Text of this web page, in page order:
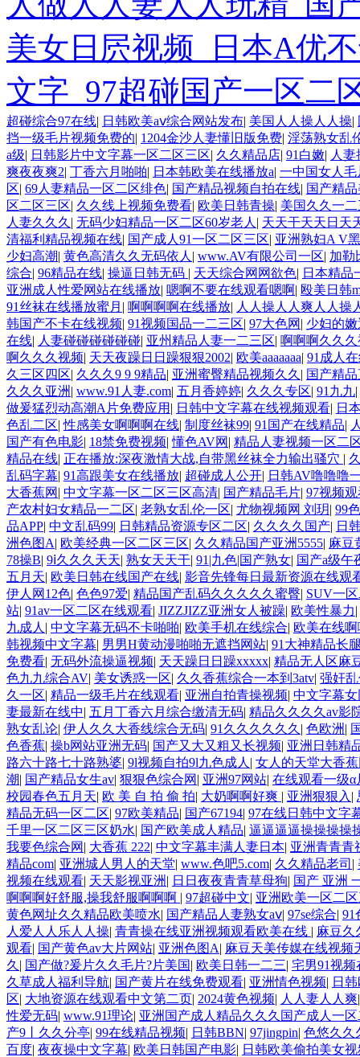
美女日屄视频_日本A优
文字_97超碰国产一区二
欧美3级网站 一区二区亚洲AV 精品九九九三级片 亚洲姑娘按
品一在线 亚洲成人网站在线视频播放 粉嫩视频免费在线播放
一二三区 观看性高潮在线播放网站 日本人妻交换偷拍视频
级久久久久 国产乱淫视频久久久久 久久黄色AV网站 久久亚
自拍偷拍-国产... 亚洲啪啪综合av一区 亚洲成人噜噜噜噜噜
伦一区二区三区 日韩精品亚洲偷拍 亚洲无码高清日韩欧美一
合网 综合激情小说一区 亚洲AV日韩在线观看 91手机在线亚
清不卡 欧美特黄一级户外 99精品国产无码 黄色成年国产精品
在线观看 黄片一级欧美AAA特黄一级欧美久久 在线免费AV
臀 亚洲精品国偷拍自产在线观看 国产伦一区二区三区免费Ai
网 欧美韩国日本色综合久久久久蜜月 婷婷激情五月天麻豆
说 国精品无码一区二区三区左线 中文字幕无码不卡一区二区
区二 欧美黄片第二区 91麻豆VA国产 国产精品乱码一区二区
综合激情中文字幕 99久久久无码国产精品秋霞网 黄色美女日
欧美二区三页 国产成人自拍欧美在线 国产黄色免费 日韩黄
国产精品视频 日本乱伦视频第十页 日本黄色精品视频 婷婷
说电影综合区 99精品黄片 无码欧美毛片一区二区三 91超级
www.99.com黄色片 欧美黄片精品一区二区三区 国产三级片
婷婷七七久久激情五月天四色播 超碰caoporn91精品 国产婷
二区 国产乱伦日韩免费欧美 97激情人妻小说 大香蕉日韩区
生活电影 精品久久国产亚洲av麻豆 五月天婷婷欧美成人 国产
妻 国产精品夜色一区二区三区 欧美午夜激情视频网 91在线
级网网 国产黄色观看 91爽人人爽人人插人人爽 欧美日韩性
无码日韩逼紧 亚洲精品欧美二区三区中文字幕 蜜臀AV在线
久久三级视屏 日本天堂a在线 在线免费观看a黄片 人妻熟人中
日本黄色一区二区三区电影 丝袜人妻一区二区三区网站 av中
操人人操 国产91色图区 国产性天天综合网 91孕妇一区二区
码一区二区三区乱码 久久久久久久久久一级黄色片美女 日韩
国产91三级在线播放 亚洲精品一二区狠狠撸婷婷五月天 大香
另类 欧美日一区二区黄色电影 亚洲超黄AV 亚洲日本中文字
AA久久久久免费看 国产传媒精品视频91 一级黄片精品在线
亚洲韩日一区91 91精品偷窥一区二区 大香蕉手机视频免费线
中文版 欧美情色一区=区 亚洲精品久久国产精品37P 亚洲少
超碰综合97在线| 日韩欧美aⅴ综合网站发布| 美国人人操人人操|
挡一级毛片视频免费的| 1204金沙人妻懂旧版免费| 淫荡熟女乱
a级| 日韩影片中文字幕一区二区三区| 久久精品店| 91白嫩| 人
爽夜夜爽2| 丁香六月啪啪| 日本韩欧美在线播放a| 一中国女人毛
区| 69人妻精品一区二区绯色| 国产精品视频自拍在线| 国产精
区二区三区| 久久线上视频免费看| 欧美日韩青操| 美国久久一
人妻久久久 | 无码少妇精品一区二区60岁老人 | 天天干天天日天
清福利精品视频在线| 国产成人91一区二区三区| 亚洲熟妇A V
少妇高潮| 黄色高清久久无码依人 | www.AV有限公司一区| 加勒
综合| 96精品在线| 操逼日韩无码 | 天天综合网网欲色| 日本精品
亚洲成人性爱网站在线播放| 嗯啊不要在线观看嗯啊| 殴美日韩
91丝袜在线播放蜜月 | 啊啊啊啊在线播放| 人人操人人爽人人操
韩国产不卡在线视频| 91视频国品一二三区| 97大色网 | 少妇的
在线| 人妻碰碰碰碰碰碰| 亚州精品人妻一二三区| 啊啊啊久久
啊久久久视频| 天天夜躁日日躁狠狠2002| 欧美aaaaaaa| 91成人
久三区四区| 久久久9 9 9精品| 亚洲蜜臀精品视频久久 | 国产精
久久久亚洲 | www.91人妻.com| 五月香婷婷| 久久久专区| 91九九|
做爰猛烈动高潮A片免费应用 | 日韩中文字幕在线视频观看| 日
色乱二区|性感美女啊啊啊在线| 制度丝袜99| 91国产在线精品|
国产有色电影| 18禁免费视频|懂色AV网 | 精品人妻视频一区二
精品在线| 正在播放:深夜激情大战,自带黑丝袜全力输出骚穴 |
乱码字幕| 91高跟美女在线播放| 超碰成人公开| 日韩AV噜噜噜
大香蕉网 | 中文字幕一区二区三区高清| 国产精品毛片| 97视频
产农村妇女精品一二区| 老熟女乱伦一区| 尤物视频网 刘玥| 99
品APP| 中文乱码99| 日韩精品资源专区二区| 久久久久国产| 日
洲色图A| 欧美经典一区二区三区| 久久精品国产亚洲5555| 麻豆
78操B| 9ⅰ久久久天天| 熟女天天干| 91|九色|国产熟女| 国产a级午
五月天| 欧美日韩在线国产在线| 影音先锋每日最新资源在线观
伊人网12色| 色色97爱| 精品国产乱码久久久久久蜜臀| SUV一
站| 91av一区二区在线观看| JIZZJIZZ亚洲女人被躁| 欧美性暴力|
九成人 | 中文字幕无码不卡啪啪| 欧美手机在线综合| 欧美在线啊
韩视频中文字幕| 男男H黄动漫啪啪无遮挡网站| 91大神精品长
免费看| 无码外流操逼视频| 天天躁日日躁xxxxx| 精品无人区麻
色九九综合AV| 美女诱惑一区| 久久香蕉综合一本到3atv| 强奸
久一区| 精品一级毛片在线观看| 亚洲自拍青操视频| 中文字幕
妻最新在线中| 五月丁香六月综合缴清无码| 精品久久久久av影
熟女乱论| 伊人久久大香线综合无码| 91久久久久久久 | 色欧洲 |
色香蕉| 操b网站亚洲无码| 国产又大又粗又长视频| 亚洲日韩精
路六十路七十路熟婆| 9l视频自拍9l九色成人 | 女人的天堂大香
潮| 国产精品女生av| 狠狠色综合网 | 亚洲97网站| 在线观看一级
校园春色五月天| 欧 美 自 拍 偷 拍| 大奶啊啊好爽 | 亚洲狠狠入 |
精品无码一区二区| 97欧美精品| 国产67194| 97在线日韩中文字
千里一区二区三区奶水| 国产欧美成人精品| 逼逼逼逼操操操操
我要色综合网 | 大香蕉 222| 中文字幕丰满人妻日本| 亚洲青青青
精品com| 亚洲城人男人的天堂| www.色吧5.com| 久久精品老司 |
视频在线观看| 天天影视亚洲 | 日日夜夜青青草母狗| 国产 亚洲
啊啊啊好舒服,操我舒服啊啊啊 | 97超碰中文| 亚洲欧美一区二
黄色网址久久精品欧美喷水| 国产精品人妻熟女aⅴ| 97se综合| 91
人爱人人乐人人操| 青青操在线亚洲视频观看欧美在线 | 麻豆久
观看| 国产黄色av大片网站| 亚洲色图A| 麻豆天美传媒在线视频
久 | 国产做?爰片久久毛片?片美国| 欧美日韩一二三| 宅男91视频
久草成人福利导航| 国产黄片在线免费观看| 亚洲情色视频| 日
区| 大地资源在线观看中文第二页| 2024黄色视频| 人人妻人人爽
性爱无码| www.91理论| 亚洲国产成人精品久久久国产成人一
产9丨久久分亭| 99在线精品视频| 日韩BBN| 97jingpin| 色悠久久
百度| 夜夜操中文字幕| 欧美日韩国产电影| 日韩欧美偷拍美女